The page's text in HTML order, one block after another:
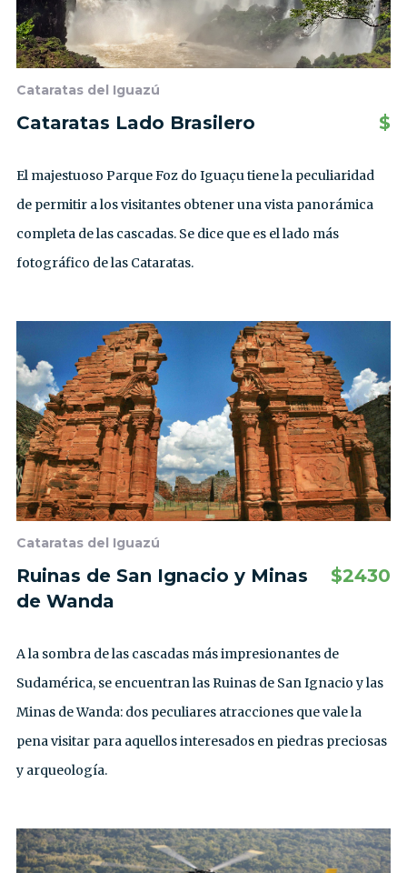
Cataratas del Iguazú
Cataratas Lado Brasilero $
El majestuoso Parque Foz do Iguaçu tiene la peculiaridad
de permitir a los visitantes obtener una vista panorámica
completa de las cascadas. Se dice que es el lado más
fotográfico de las Cataratas.
Cataratas del Iguazú
Ruinas de San Ignacio y Minas
de Wanda
$2430
A la sombra de las cascadas más impresionantes de
Sudamérica, se encuentran las Ruinas de San Ignacio y las
Minas de Wanda: dos peculiares atracciones que vale la
pena visitar para aquellos interesados ​​en piedras preciosas
y arqueología.